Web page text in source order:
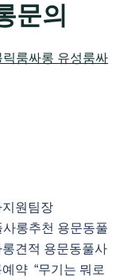
문의
원팀장
롱추천 용문동풀
견적 용문동풀사
약 “무기는 뭐로